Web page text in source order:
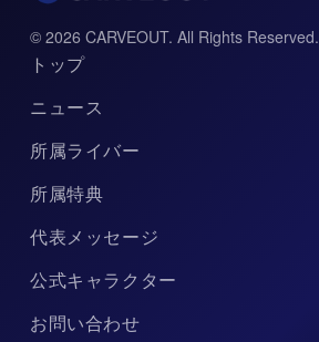
© 2026 CARVEOUT. All Rights Reserved.
トップ
ニュース
所属ライバー
所属特典
代表メッセージ
公式キャラクター
お問い合わせ